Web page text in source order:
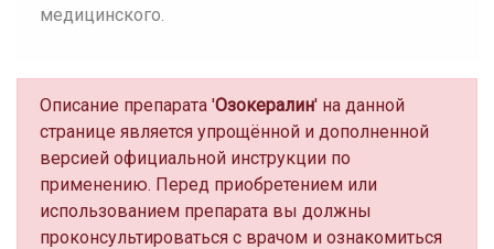
медицинского.
Описание препарата 'Озокералин' на данной
странице является упрощённой и дополненной
версией официальной инструкции по
применению. Перед приобретением или
использованием препарата вы должны
проконсультироваться с врачом и ознакомиться